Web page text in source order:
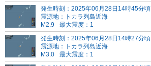
発生時刻：2025年06月28日14時45分頃
震源地：トカラ列島近海
M2.9
最大震度：1
発生時刻：2025年06月28日14時27分頃
震源地：トカラ列島近海
M3.0
最大震度：1